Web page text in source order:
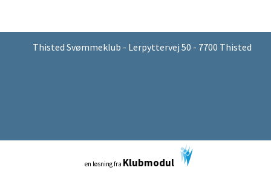
Thisted Svømmeklub - Lerpyttervej 50 - 7700 Thisted
en løsning fra Klubmodul